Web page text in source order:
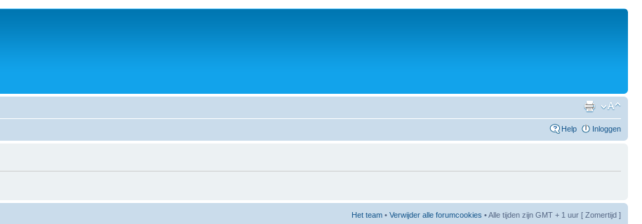
Help Inloggen
Het team • Verwijder alle forumcookies • Alle tijden zijn GMT + 1 uur [ Zomertijd ]